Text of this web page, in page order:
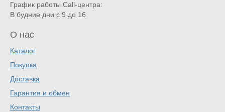
График работы Call-центра:
В будние дни с 9 до 16
О нас
Каталог
Покупка
Доставка
Гарантия и обмен
Контакты